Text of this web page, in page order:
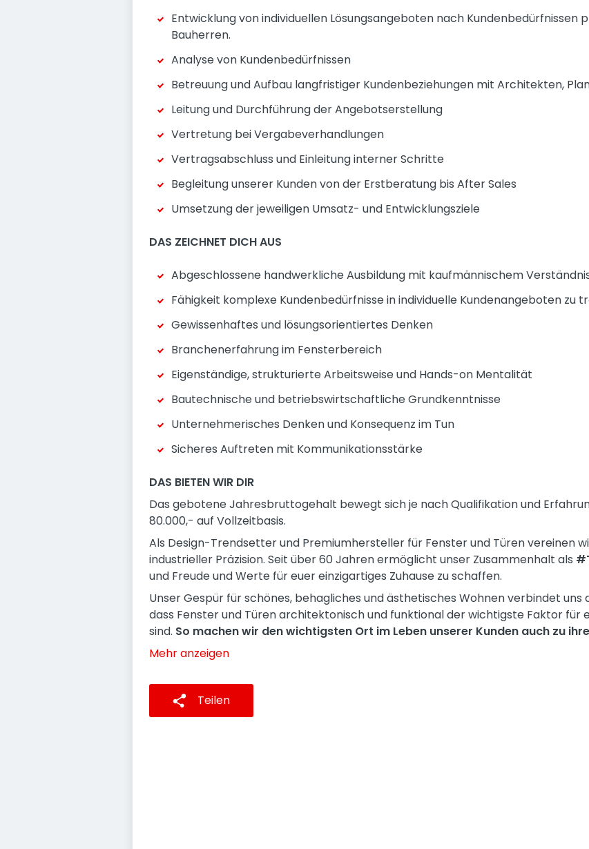
Entwicklung von individuellen Lösungsangeboten nach Kundenbedürfnissen
Bauherren.
Analyse von Kundenbedürfnissen
Betreuung und Aufbau langfristiger Kundenbeziehungen mit Architekten,
Leitung und Durchführung der Angebotserstellung
Vertretung bei Vergabeverhandlungen
Vertragsabschluss und Einleitung interner Schritte
Begleitung unserer Kunden von der Erstberatung bis After Sales
Umsetzung der jeweiligen Umsatz- und Entwicklungsziele
DAS ZEICHNET DICH AUS
Abgeschlossene handwerkliche Ausbildung mit kaufmännischem
Fähigkeit komplexe Kundenbedürfnisse in individuelle Kundenangeboten zu
Gewissenhaftes und lösungsorientiertes Denken
Branchenerfahrung im Fensterbereich
Eigenständige, strukturierte Arbeitsweise und Hands-on Mentalität
Bautechnische und betriebswirtschaftliche Grundkenntnisse
Unternehmerisches Denken und Konsequenz im Tun
Sicheres Auftreten mit Kommunikationsstärke
DAS BIETEN WIR DIR
Das gebotene Jahresbruttogehalt bewegt sich je nach Qualifikation und
80.000,- auf Vollzeitbasis.
Als Design-Trendsetter und Premiumhersteller für Fenster und Türen vereinen
industrieller Präzision. Seit über 60 Jahren ermöglicht unser Zusammenhalt als
und Freude und Werte für euer einzigartiges Zuhause zu schaffen.
Unser Gespür für schönes, behagliches und ästhetisches Wohnen verbindet uns
dass Fenster und Türen architektonisch und funktional der wichtigste Faktor für
sind. So machen wir den wichtigsten Ort im Leben unserer Kunden auch zu
Mehr anzeigen
Teilen